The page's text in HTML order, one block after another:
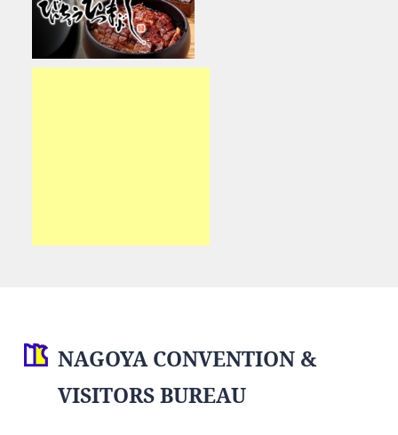
NAGOYA CONVENTION &
VISITORS BUREAU